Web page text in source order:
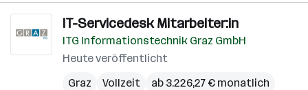
IT-Servicedesk Mitarbeiter:in
ITG Informationstechnik Graz GmbH
Heute veröffentlicht
Graz
Vollzeit ab 3.226,27 € monatlich